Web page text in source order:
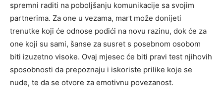
spremni raditi na poboljšanju komunikacije sa svojim
partnerima. Za one u vezama, mart može donijeti
trenutke koji će odnose podići na novu razinu, dok će za
one koji su sami, šanse za susret s posebnom osobom
biti izuzetno visoke. Ovaj mjesec će biti pravi test njihovih
sposobnosti da prepoznaju i iskoriste prilike koje se
nude, te da se otvore za emotivnu povezanost.